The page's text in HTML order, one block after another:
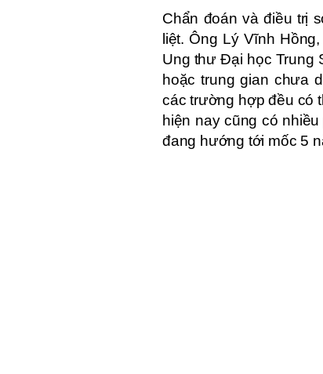
Chẩn đoán và điều trị
liệt. Ông Lý Vĩnh
Ung thư Đại học Trung
hoặc trung gian chưa
các trường hợp đều có
hiện nay cũng có
đang hướng tới mốc 5